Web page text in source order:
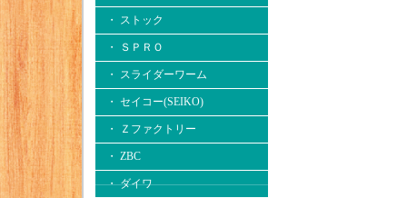
・ ストック
・ ＳＰＲＯ
・ スライダーワーム
・ セイコー(SEIKO)
・ Ｚファクトリー
・ ZBC
・ ダイワ